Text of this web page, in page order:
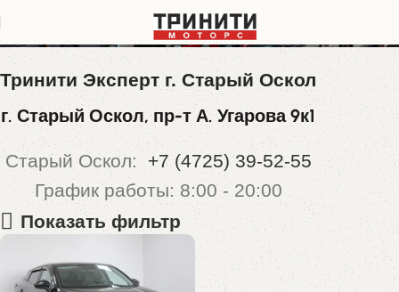
LVVDB21B7RDB27365
Тринити Эксперт г. Старый Оскол
г. Старый Оскол, пр-т А. Угарова 9к1
Старый Оскол: +7 (4725) 39-52-55
График работы: 8:00 - 20:00
Показать фильтр